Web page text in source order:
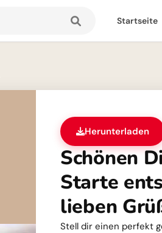
Startseite
Herunterladen
Schönen
Starte
lieben
Stell dir einen perfekt